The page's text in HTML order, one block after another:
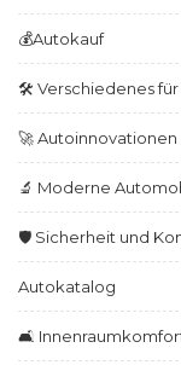
💰Autokauf
🛠️ Verschiedenes für
🚀 Autoinnovationen
🔬 Moderne
🛡️ Sicherheit und
Autokatalog
🛋️